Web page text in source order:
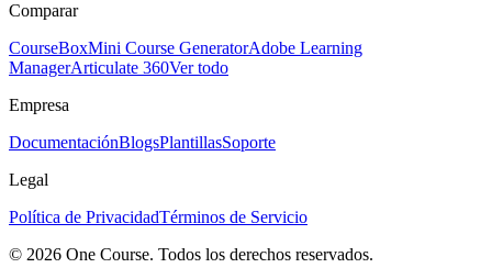
Comparar
CourseBoxMini Course GeneratorAdobe Learning
ManagerArticulate 360Ver todo
Empresa
DocumentaciónBlogsPlantillasSoporte
Legal
Política de PrivacidadTérminos de Servicio
© 2026 One Course. Todos los derechos reservados.